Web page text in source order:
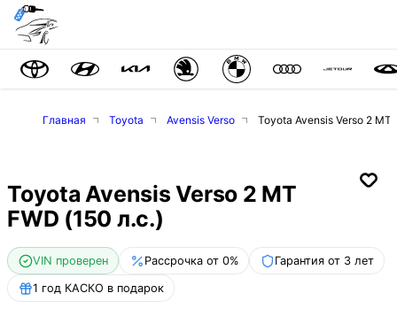
Главная Toyota Avensis Verso Toyota Avensis Verso 2 MT
Toyota Avensis Verso 2 MT
FWD (150 л.с.)
VIN проверен Рассрочка от 0% Гарантия от 3 лет
1 год КАСКО в подарок